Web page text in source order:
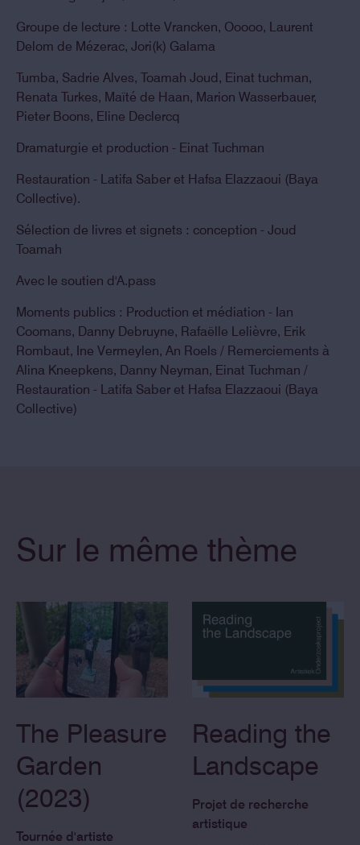
Groupe de lecture : Lotte Vrancken, Ooooo, Laurent
Delom de Mézerac, Jori(k) Galama
Tumba, Sadrie Alves, Toamah Joud, Einat tuchman,
Renata Turkes, Maïté de Haan, Marion Wasserbauer,
Pieter Boons, Eline Declercq
Dramaturgie et production - Einat Tuchman
Restauration - Latifa Saber et Hafsa Elazzaoui (Baya
Collective).
Sélection de livres et signets : conception - Joud
Toamah
Avec le soutien d'A.pass
Moments publics : Production et médiation - Ian
Coomans, Danny Debruyne, Rafaëlle Lelièvre, Erik
Rombaut, Ine Vermeylen, An Roels / Remerciements à
Alina Kneepkens, Danny Neyman, Einat Tuchman /
Restauration - Latifa Saber et Hafsa Elazzaoui (Baya
Collective)
Sur le même thème
The Pleasure
Garden
(2023)
Tournée d'artiste
Reading the
Landscape
Projet de recherche
artistique